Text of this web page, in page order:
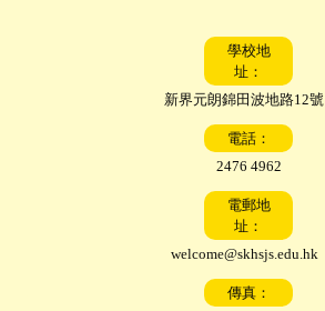
學校地
址：
新界元朗錦田波地路12號
電話：
2476 4962
電郵地
址：
welcome@skhsjs.edu.hk
傳真：